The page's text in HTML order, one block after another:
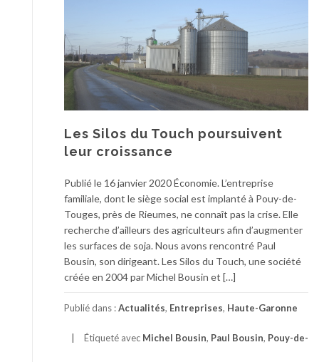
Les Silos du Touch poursuivent
leur croissance
Publié le 16 janvier 2020 Économie. L’entreprise
familiale, dont le siège social est implanté à Pouy-de-
Touges, près de Rieumes, ne connaît pas la crise. Elle
recherche d’ailleurs des agriculteurs afin d’augmenter
les surfaces de soja. Nous avons rencontré Paul
Bousin, son dirigeant. Les Silos du Touch, une société
créée en 2004 par Michel Bousin et […]
Publié dans :Actualités, Entreprises, Haute-Garonne
Étiqueté avec Michel Bousin, Paul Bousin, Pouy-de-